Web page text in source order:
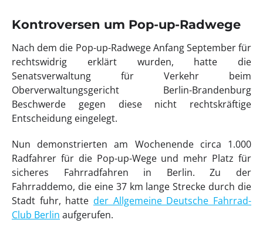
Kontroversen um Pop-up-Radwege
Nach dem die Pop-up-Radwege Anfang September für
rechtswidrig erklärt wurden, hatte die
Senatsverwaltung für Verkehr beim
Oberverwaltungsgericht Berlin-Brandenburg
Beschwerde gegen diese nicht rechtskräftige
Entscheidung eingelegt.
Nun demonstrierten am Wochenende circa 1.000
Radfahrer für die Pop-up-Wege und mehr Platz für
sicheres Fahrradfahren in Berlin. Zu der
Fahrraddemo, die eine 37 km lange Strecke durch die
Stadt fuhr, hatte der Allgemeine Deutsche Fahrrad-
Club Berlin aufgerufen.